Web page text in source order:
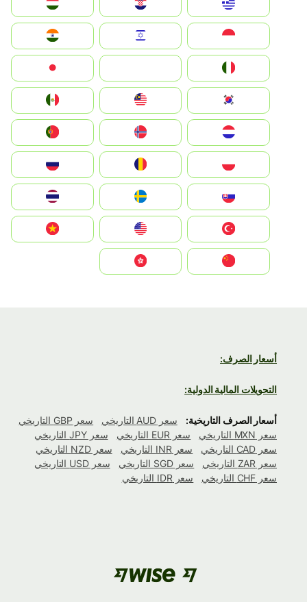
Hrvatska
Magyarország
Indonesia
South Korea
Nederland
Portugal
România
Slovensko
United States
Vietnam
أسعار الصرف:
التحويلات المالية الدولية:
أسعار الصرف التاريخية: سعر AUD التاريخي
سعر GBP التاريخي
سعر MXN التاريخي
سعر EUR التاريخي
سعر JPY التاريخي
سعر CAD التاريخي
سعر INR التاريخي
سعر NZD التاريخي
سعر ZAR التاريخي
سعر SGD التاريخي
سعر USD التاريخي
سعر CHF التاريخي
سعر IDR التاريخي